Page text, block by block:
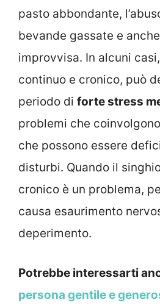
pasto abbondante,
bevande gassate e anche
improvvisa. In alcuni
continuo e cronico, può
periodo di forte stress
problemi che
che possono essere
disturbi. Quando il
cronico è un problema,
causa esaurimento
deperimento.
Potrebbe interessarti
persona gentile e